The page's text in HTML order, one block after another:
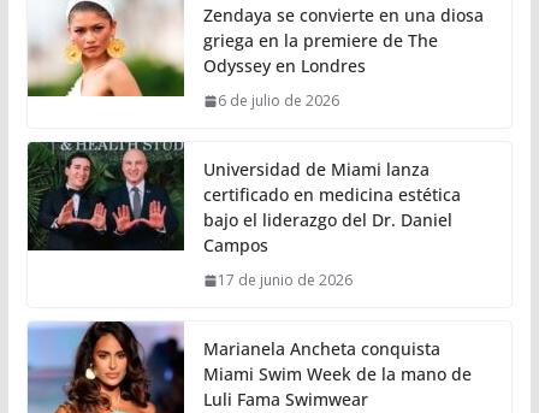
Zendaya se convierte en una diosa
griega en la premiere de The
Odyssey en Londres
6 de julio de 2026
Universidad de Miami lanza
certificado en medicina estética
bajo el liderazgo del Dr. Daniel
Campos
17 de junio de 2026
Marianela Ancheta conquista
Miami Swim Week de la mano de
Luli Fama Swimwear